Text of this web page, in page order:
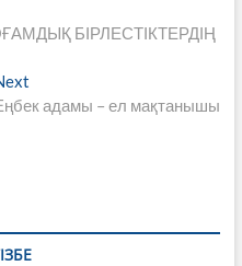
БІРЛЕСТІКТЕРДІҢ
post:адамы – ел мақтанышы